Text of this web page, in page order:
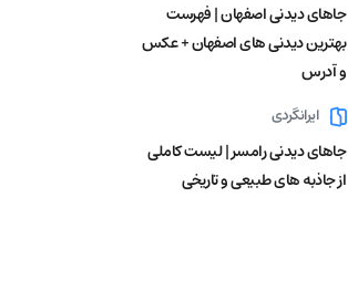
جاهای دیدنی اصفهان | فهرست
بهترین دیدنی های اصفهان + عکس
و آدرس
ایرانگردی
جاهای دیدنی رامسر | لیست کاملی
از جاذبه های طبیعی و تاریخی